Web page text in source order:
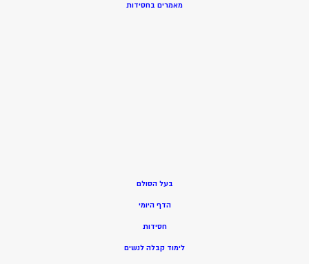
מאמרים בחסידות
בעל הסולם
הדף היומי
חסידות
לימוד קבלה לנשים